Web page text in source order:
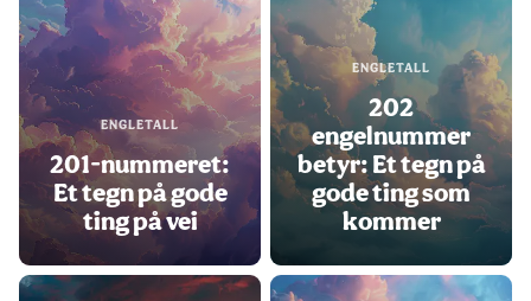
ENGLETALL
201-nummeret:
Et tegn på gode
ting på vei
ENGLETALL
202
engelnummer
betyr: Et tegn på
gode ting som
kommer